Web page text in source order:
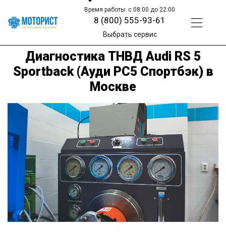
Время работы: с 08:00 до 22:00
8 (800) 555-93-61
Выбрать сервис
Диагностика ТНВД Audi RS 5
Sportback (Ауди РС5 Спортбэк) в
Москве